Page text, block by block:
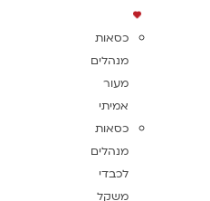
כסאות
מנהלים
מעור
אמיתי
כסאות
מנהלים
לכבדי
משקל